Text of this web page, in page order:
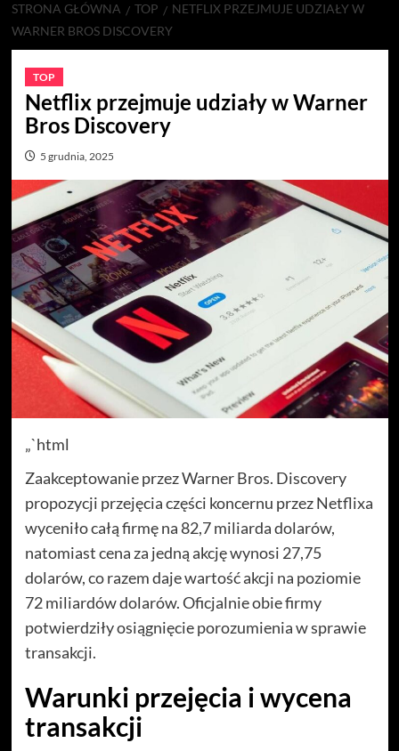
STRONA GŁÓWNA TOP
NETFLIX PRZEJMUJE UDZIAŁY W
WARNER BROS DISCOVERY
TOP
Netflix przejmuje udziały w Warner
Bros Discovery
5 grudnia, 2025
„`html
Zaakceptowanie przez Warner Bros. Discovery
propozycji przejęcia części koncernu przez Netflixa
wyceniło całą firmę na 82,7 miliarda dolarów,
natomiast cena za jedną akcję wynosi 27,75
dolarów, co razem daje wartość akcji na poziomie
72 miliardów dolarów. Oficjalnie obie firmy
potwierdziły osiągnięcie porozumienia w sprawie
transakcji.
Warunki przejęcia i wycena
transakcji